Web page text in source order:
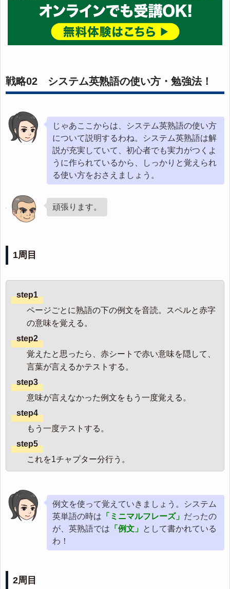
戦略02 システム英熟語の使い方・勉強法！
じゃあここからは、システム英熟語の使い方
について説明するわね。システム英熟語は解
説が充実していて、初心者でも実力がつくよ
うに作られているから、しっかりと覚えられ
る使い方をおさえましょう。
頑張ります。
1周目
step1
ページごとに熟語の下の例文を音読。スペルと赤字
の意味を覚える。
step2
覚えたと思ったら、赤シートで赤い意味を隠して、
言葉が言えるかテストする。
step3
意味が言えなかった例文をもう一度覚える。
step4
もう一度テストする。
step5
これを1チャプター分行う。
例文を使って覚えていきましょう。システム
英単語の時は 「ミニマルフレーズ」 だったの
が、英熟語では 「例文」 として書かれている
わ！
2周目